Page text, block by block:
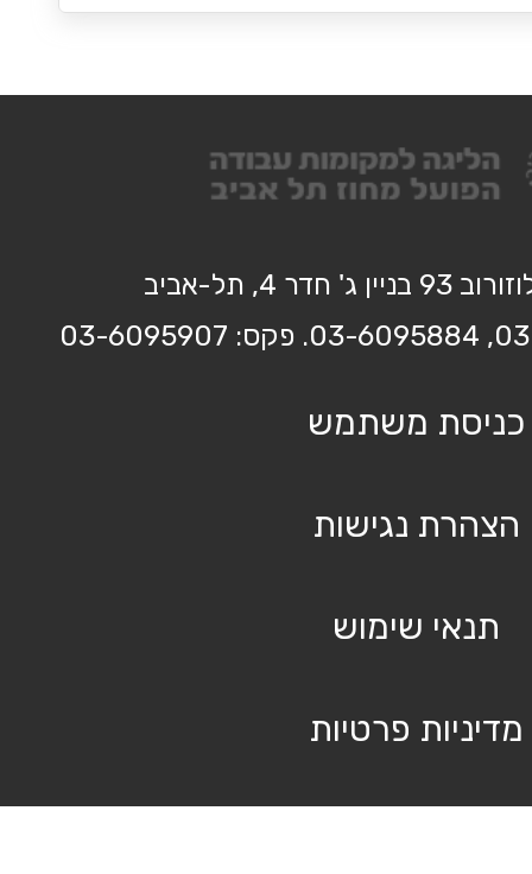
ג' חדר 4, תל-אביב
כניסת משתמש
הצהרת נגישות
תנאי שימוש
מדיניות פרטיות